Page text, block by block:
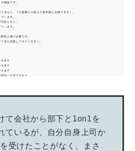
て会社から部下と1on1を
ているが、自分自身上司か
受けたことがなく、まさ